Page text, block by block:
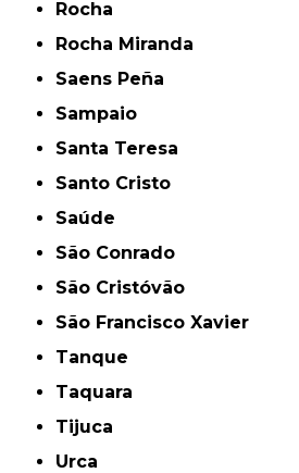
Rocha
Rocha Miranda
Saens Peña
Sampaio
Santa Teresa
Santo Cristo
Saúde
São Conrado
São Cristóvão
São Francisco Xavier
Tanque
Taquara
Tijuca
Urca